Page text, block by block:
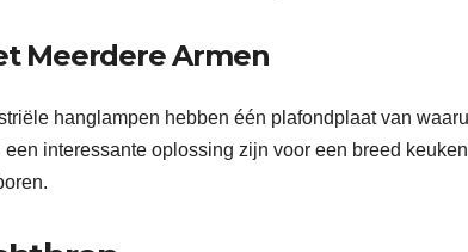
Meerdere Armen
hanglampen hebben één plafondplaat van
een interessante oplossing zijn voor een breed